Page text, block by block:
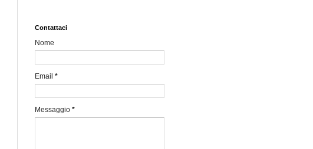
Contattaci
Nome
Email *
Messaggio *